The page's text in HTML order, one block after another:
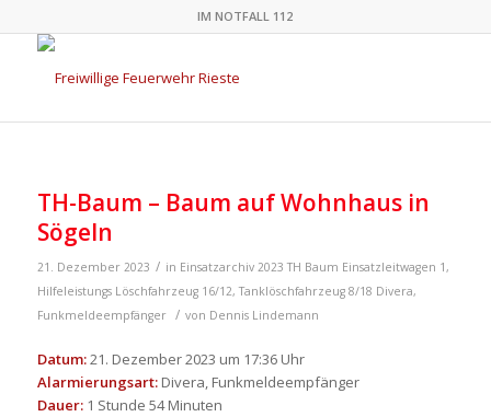
IM NOTFALL 112
TH-Baum – Baum auf Wohnhaus in
Sögeln
21. Dezember 2023 / in Einsatzarchiv 2023 TH Baum Einsatzleitwagen 1,
Hilfeleistungs Löschfahrzeug 16/12,Tanklöschfahrzeug 8/18 Divera,
Funkmeldeempfänger
/ von Dennis Lindemann
Datum:21. Dezember 2023 um 17:36 Uhr
Alarmierungsart:Divera, Funkmeldeempfänger
Dauer:1 Stunde 54 Minuten